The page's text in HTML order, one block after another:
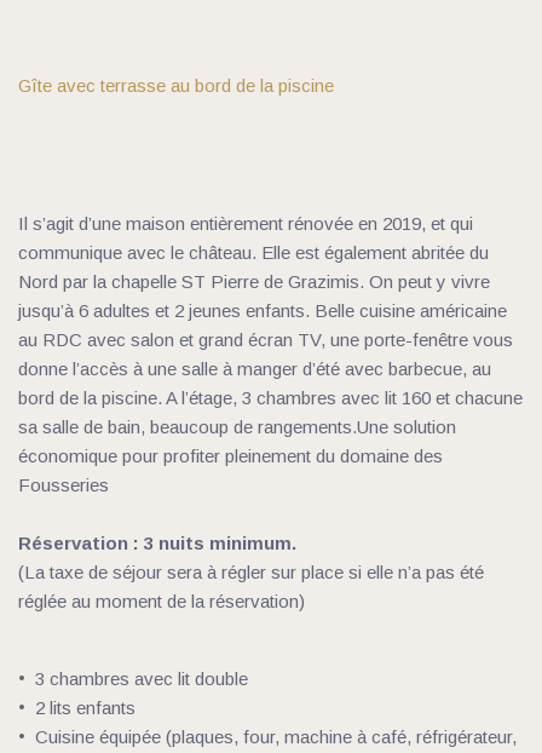
Gîte avec terrasse au bord de la piscine
Il s’agit d’une maison entièrement rénovée en 2019, et qui
communique avec le château. Elle est également abritée du
Nord par la chapelle ST Pierre de Grazimis. On peut y vivre
jusqu’à 6 adultes et 2 jeunes enfants. Belle cuisine américaine
au RDC avec salon et grand écran TV, une porte-fenêtre vous
donne l’accès à une salle à manger d’été avec barbecue, au
bord de la piscine. A l’étage, 3 chambres avec lit 160 et chacune
sa salle de bain, beaucoup de rangements.Une solution
économique pour profiter pleinement du domaine des
Fousseries
Réservation : 3 nuits minimum.
(La taxe de séjour sera à régler sur place si elle n’a pas été
réglée au moment de la réservation)
3 chambres avec lit double
2 lits enfants
Cuisine équipée (plaques, four, machine à café, réfrigérateur,